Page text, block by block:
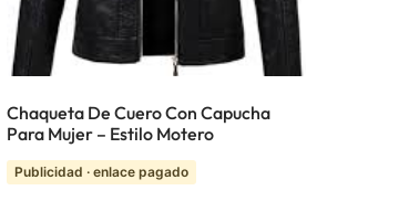
Chaqueta De Cuero Con Capucha
Para Mujer – Estilo Motero
Publicidad · enlace pagado